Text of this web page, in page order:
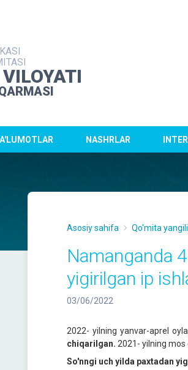
NASHRLAR
Asosiy sahifa Qo'mita
Namanganda
yigirilgan ip
03/06/2022
2022- yilning yanvar-aprel
chiqarilgan. 2021- yilning
So'nngi uch yilda paxtadan